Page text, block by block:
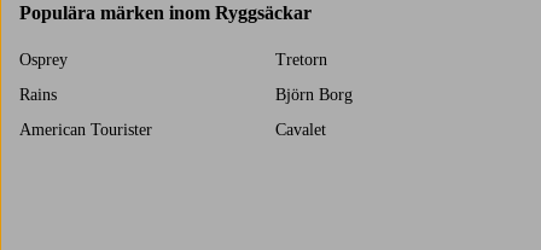
Populära märken inom Ryggsäckar
Osprey
Tretorn
Rains
Björn Borg
American Tourister
Cavalet